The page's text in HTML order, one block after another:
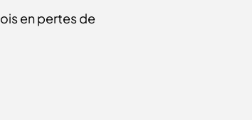
en pertes de